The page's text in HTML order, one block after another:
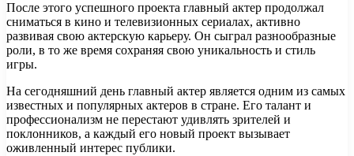
После этого успешного проекта главный актер продолжал
сниматься в кино и телевизионных сериалах, активно
развивая свою актерскую карьеру. Он сыграл разнообразные
роли, в то же время сохраняя свою уникальность и стиль
игры.
На сегодняшний день главный актер является одним из самых
известных и популярных актеров в стране. Его талант и
профессионализм не перестают удивлять зрителей и
поклонников, а каждый его новый проект вызывает
оживленный интерес публики.